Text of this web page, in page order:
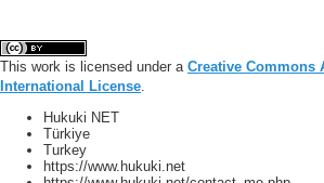
This work is licensed under a Creative Commons
International License.
Hukuki NET
Türkiye
Turkey
https://www.hukuki.net